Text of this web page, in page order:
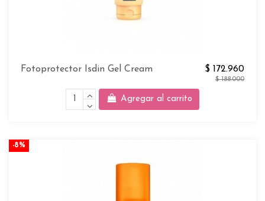
Fotoprotector Isdin Gel Cream $ 172.960
$ 188.000
Agregar al carrito
-8%